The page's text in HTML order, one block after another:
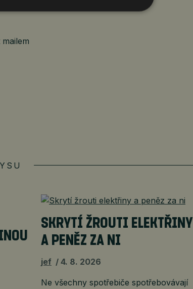
SKRYTÍ ŽROUTI ELEKTŘINY
A PENĚZ ZA NI
jef 4. 8. 2026
Ne všechny spotřebiče spotřebovávají